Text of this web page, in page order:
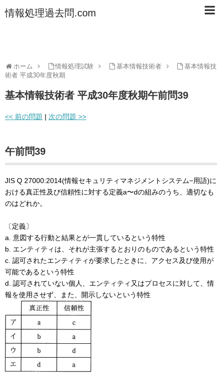
情報処理過去問.com
ホーム 情報処理試験 基本情報技術者
基本情報技
術者 平成30年度秋期
基本情報技術者 平成30年度秋期午前問39
<< 前の問題 | 次の問題 >>
午前問39
JIS Q 27000:2014(情報セキュリティマネジメントシステム−用語)に
おける真正性及び信頼性に対する定義a〜dの組みのうち、適切なも
のはどれか。
〔定義〕
a. 意図する行動と結果とが一貫しているという特性
b. エンティティは、それが主張するとおりのものであるという特性
c. 認可されたエンティティが要求したときに、アクセス及び使用が
可能であるという特性
d. 認可されていない個人、エンティティ又はプロセスに対して、情
報を使用させず、また、開示しないという特性